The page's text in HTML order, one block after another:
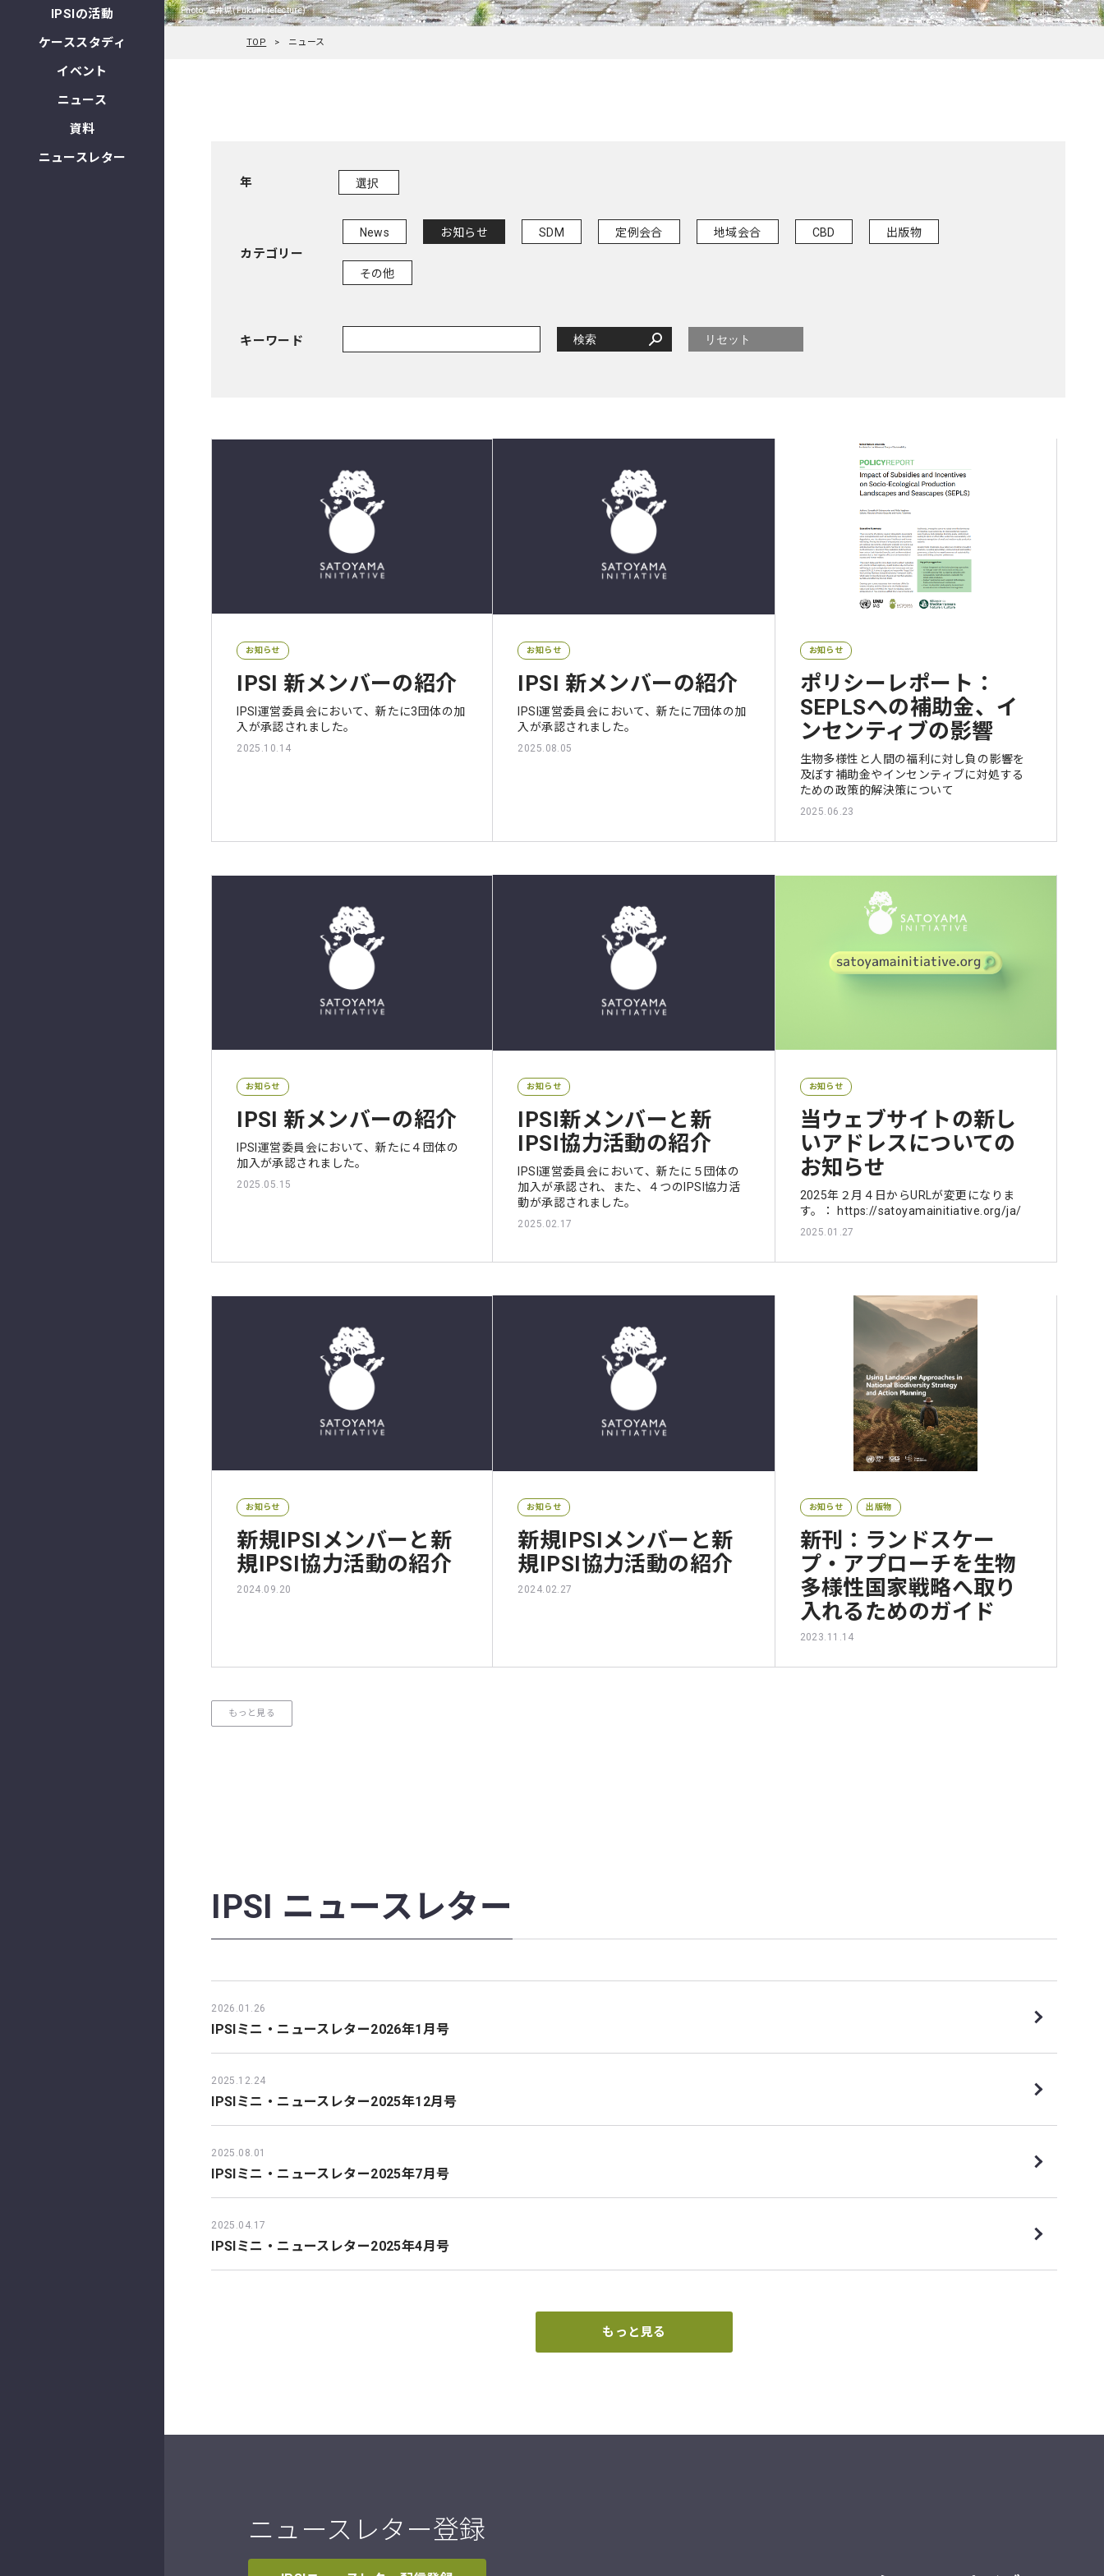
IPSIの活動
ケーススタディ
イベント
ニュース
資料
ニュースレター
Photo, 福井県(Fukui Prefecture)
TOP ニュース
年
カテゴリー
News お知らせ SDM 定例会合 地域会合 CBD 出版物
その他
キーワード
お知らせ
IPSI 新メンバーの紹介
IPSI運営委員会において、新たに3団体の加
入が承認されました。
2025.10.14
お知らせ
IPSI 新メンバーの紹介
IPSI運営委員会において、新たに7団体の加
入が承認されました。
2025.08.05
お知らせ
ポリシーレポート：
SEPLSへの補助金、イ
ンセンティブの影響
生物多様性と人間の福利に対し負の影響を
及ぼす補助金やインセンティブに対処する
ための政策的解決策について
2025.06.23
お知らせ
IPSI 新メンバーの紹介
IPSI運営委員会において、新たに４団体の
加入が承認されました。
2025.05.15
お知らせ
IPSI新メンバーと新
IPSI協力活動の紹介
IPSI運営委員会において、新たに５団体の
加入が承認され、また、４つのIPSI協力活
動が承認されました。
2025.02.17
お知らせ
当ウェブサイトの新し
いアドレスについての
お知らせ
2025年２月４日からURLが変更になりま
す。： https://satoyamainitiative.org/ja/
2025.01.27
お知らせ
新規IPSIメンバーと新
規IPSI協力活動の紹介
2024.09.20
お知らせ
新規IPSIメンバーと新
規IPSI協力活動の紹介
2024.02.27
お知らせ 出版物
新刊：ランドスケー
プ・アプローチを生物
多様性国家戦略へ取り
入れるためのガイド
2023.11.14
もっと見る
IPSI ニュースレター
2026.01.26
IPSIミニ・ニュースレター2026年1月号
2025.12.24
IPSIミニ・ニュースレター2025年12月号
2025.08.01
IPSIミニ・ニュースレター2025年7月号
2025.04.17
IPSIミニ・ニュースレター2025年4月号
もっと見る
ニュースレター登録